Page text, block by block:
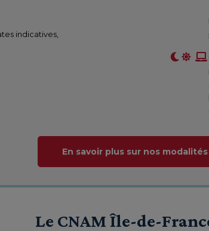
indicatives,
En savoir plus sur nos modalités
Le CNAM Île-de-